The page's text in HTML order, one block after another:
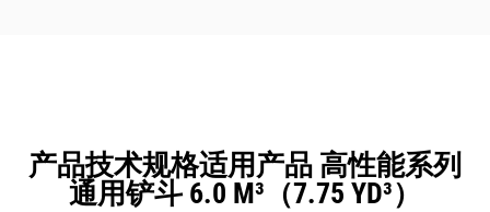
产品技术规格适用产品 高性能系列
通用铲斗 6.0 M³（7.75 YD³）